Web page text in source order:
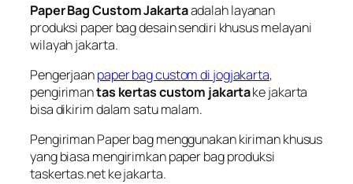
Paper Bag Custom Jakartaadalah layanan
produksi paper bag desain sendiri khusus melayani
wilayah jakarta.
Pengerjaanpaper bag custom di jogjakarta,
pengirimantas kertas custom jakartake jakarta
bisa dikirim dalam satu malam.
Pengiriman Paper bag menggunakan kiriman khusus
yang biasa mengirimkan paper bag produksi
taskertas.net ke jakarta.